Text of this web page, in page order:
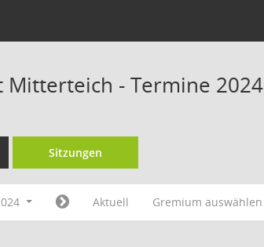
Mitterteich - Termine 2024
Sitzungen
Aktuell Gremium auswählen